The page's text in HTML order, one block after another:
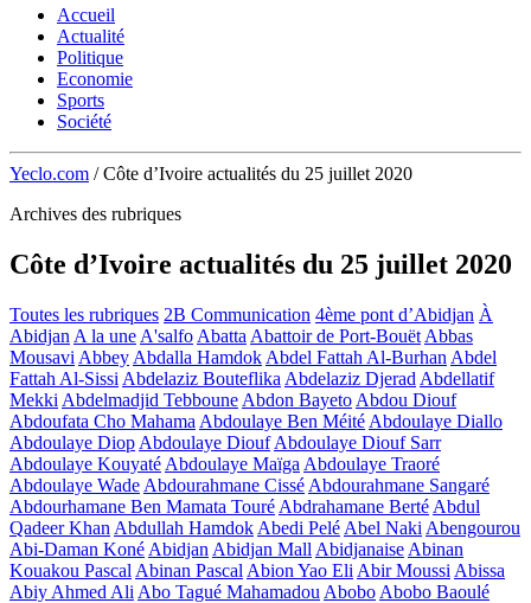
Accueil
Actualité
Politique
Economie
Sports
Société
Yeclo.com / Côte d’Ivoire actualités du 25 juillet 2020
Archives des rubriques
Côte d’Ivoire actualités du 25 juillet 2020
Toutes les rubriques 2B Communication 4ème pont d’Abidjan À
Abidjan A la une A'salfo Abatta Abattoir de Port-Bouët Abbas
Mousavi Abbey Abdalla Hamdok Abdel Fattah Al-Burhan Abdel
Fattah Al-Sissi Abdelaziz Bouteflika Abdelaziz Djerad Abdellatif
Mekki Abdelmadjid Tebboune Abdon Bayeto Abdou Diouf
Abdoufata Cho Mahama Abdoulaye Ben Méité Abdoulaye Diallo
Abdoulaye Diop Abdoulaye Diouf Abdoulaye Diouf Sarr
Abdoulaye Kouyaté Abdoulaye Maïga Abdoulaye Traoré
Abdoulaye Wade Abdourahmane Cissé Abdourahmane Sangaré
Abdourhamane Ben Mamata Touré Abdrahamane Berté Abdul
Qadeer Khan Abdullah Hamdok Abedi Pelé Abel Naki Abengourou
Abi-Daman Koné Abidjan Abidjan Mall Abidjanaise Abinan
Kouakou Pascal Abinan Pascal Abion Yao Eli Abir Moussi Abissa
Abiy Ahmed Ali Abo Tagué Mahamadou Abobo Abobo Baoulé